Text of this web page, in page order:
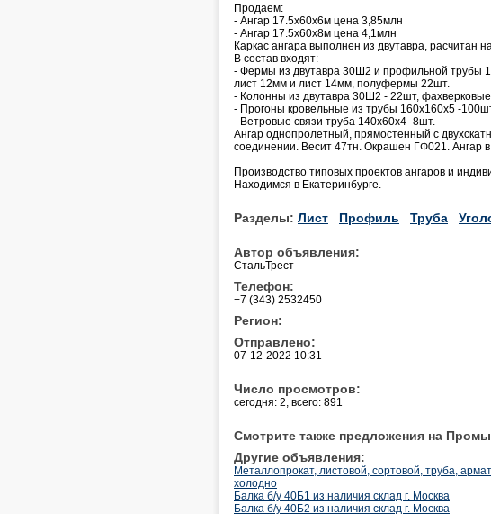
Продаем:
- Ангар 17.5х60х6м цена 3,85млн
- Ангар 17.5х60х8м цена 4,1млн
Каркас ангара выполнен из двутавра, расчитан
В состав входят:
- Фермы из двутавра 30Ш2 и профильной трубы
лист 12мм и лист 14мм, полуфермы 22шт.
- Колонны из двутавра 30Ш2 - 22шт,
- Прогоны кровельные из трубы 160х160х5 -
- Ветровые связи труба 140х60х4 -8шт.
Ангар однопролетный, прямостенный с
соединении. Весит 47тн. Окрашен ГФ021. Ангар в
Производство типовых проектов ангаров и
Находимся в Екатеринбурге.
Разделы: Лист Профиль Труба
Автор объявления:
СтальТрест
Телефон:
+7 (343) 2532450
Регион:
Отправлено:
07-12-2022 10:31
Число просмотров:
сегодня: 2, всего: 891
Смотрите также предложения на
Другие объявления:
Металлопрокат, листовой, сортовой, труба,
холодно
Балка б/у 40Б1 из наличия склад г. Москва
Балка б/у 40Б2 из наличия склад г. Москва